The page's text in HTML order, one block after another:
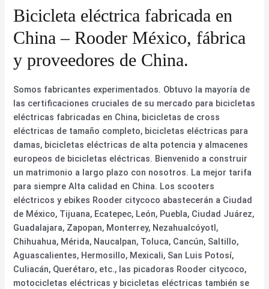
Bicicleta eléctrica fabricada en
China – Rooder México, fábrica
y proveedores de China.
Somos fabricantes experimentados. Obtuvo la mayoría de
las certificaciones cruciales de su mercado para bicicletas
eléctricas fabricadas en China, bicicletas de cross
eléctricas de tamaño completo, bicicletas eléctricas para
damas, bicicletas eléctricas de alta potencia y almacenes
europeos de bicicletas eléctricas. Bienvenido a construir
un matrimonio a largo plazo con nosotros. La mejor tarifa
para siempre Alta calidad en China. Los scooters
eléctricos y ebikes Rooder citycoco abastecerán a Ciudad
de México, Tijuana, Ecatepec, León, Puebla, Ciudad Juárez,
Guadalajara, Zapopan, Monterrey, Nezahualcóyotl,
Chihuahua, Mérida, Naucalpan, Toluca, Cancún, Saltillo,
Aguascalientes, Hermosillo, Mexicali, San Luis Potosí,
Culiacán, Querétaro, etc., las picadoras Rooder citycoco,
motocicletas eléctricas y bicicletas eléctricas también se